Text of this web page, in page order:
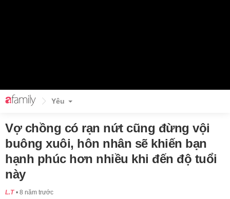
Yêu
Vợ chồng có rạn nứt cũng đừng vội
buông xuôi, hôn nhân sẽ khiến bạn
hạnh phúc hơn nhiều khi đến độ tuổi
này
L.T 8 năm trước